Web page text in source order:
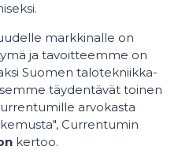
markkinalle on
ja tavoitteemme on
Suomen talotekniikka-
täydentävät toinen
arvokasta
Currentumin
kertoo.